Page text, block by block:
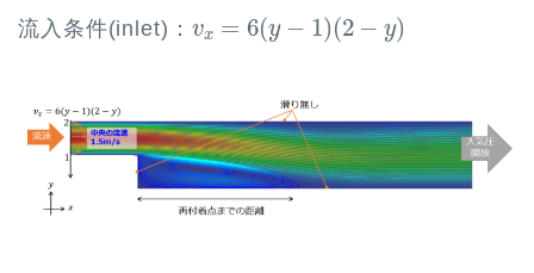
流入条件(inlet)： vx = 6(y − 1)(2 − y)
(y (2−y